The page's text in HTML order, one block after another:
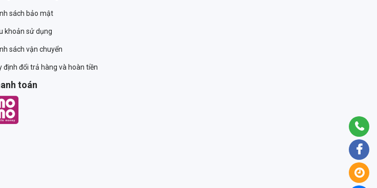
sách bảo mật
khoản sử dụng
sách vận chuyển
định đổi trả hàng và hoàn tiền
toán